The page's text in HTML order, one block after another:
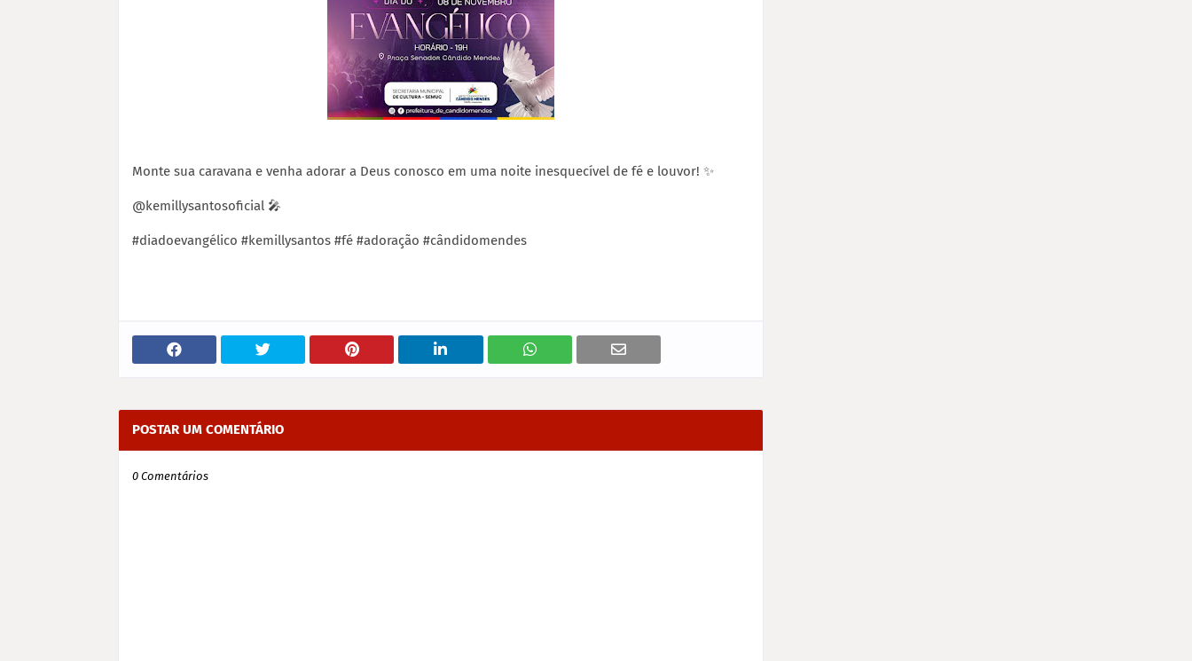
Monte sua caravana e venha adorar a Deus conosco em uma noite inesquecível de fé e louvor! ✨
@kemillysantosoficial 🎤
#diadoevangélico #kemillysantos #fé #adoração #cândidomendes
POSTAR UM COMENTÁRIO
0 Comentários